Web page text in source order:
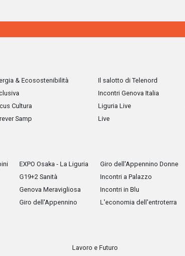
& Ecosostenibilità
Cultura
Samp
Il salotto di Telenord
Incontri Genova Italia
Liguria Live
Live
EXPO Osaka - La Liguria
G19+2 Sanità
Genova Meravigliosa
Giro dell'Appennino
Giro dell'Appennino Donne
Incontri a Palazzo
Incontri in Blu
L'economia dell'entroterra
Lavoro e Futuro